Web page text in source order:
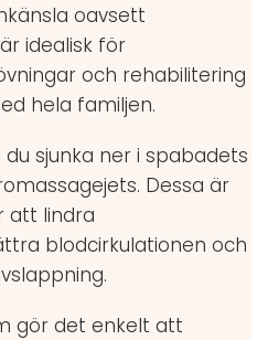
oavsett
idealisk för
och rehabilitering
hela familjen.
sjunka ner i spabadets
Dessa är
att lindra
blodcirkulationen och
gör det enkelt att